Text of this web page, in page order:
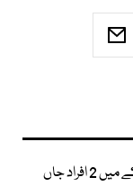
دمشق؛ مسافر وین میں دھماکے میں 2 افراد جاں